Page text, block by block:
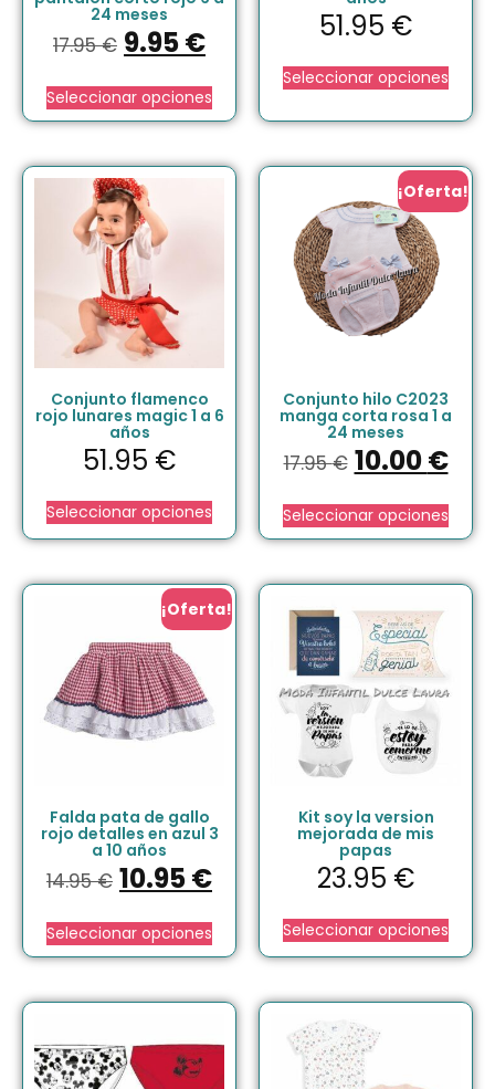
24 meses
17.95€ 9.95€
Seleccionar opciones
51.95 €
Seleccionar opciones
Conjunto flamenco
rojo lunares magic 1 a 6
años
51.95 €
Seleccionar opciones
¡Oferta!
Conjunto hilo C2023
manga corta rosa 1 a
24 meses
17.95€ 10.00€
Seleccionar opciones
¡Oferta!
Falda pata de gallo
rojo detalles en azul 3
a 10 años
14.95€ 10.95€
Seleccionar opciones
Kit soy la version
mejorada de mis
papas
23.95 €
Seleccionar opciones